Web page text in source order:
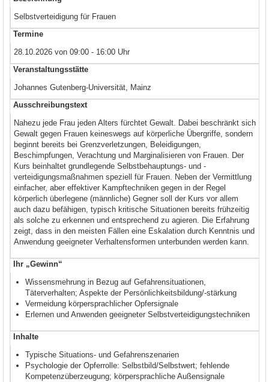
Selbstverteidigung für Frauen
Termine
28.10.2026 von 09:00 - 16:00 Uhr
Veranstaltungsstätte
Johannes Gutenberg-Universität, Mainz
Ausschreibungstext
Nahezu jede Frau jeden Alters fürchtet Gewalt. Dabei beschränkt sich
Gewalt gegen Frauen keineswegs auf körperliche Übergriffe, sondern
beginnt bereits bei Grenzverletzungen, Beleidigungen,
Beschimpfungen, Verachtung und Marginalisieren von Frauen. Der
Kurs beinhaltet grundlegende Selbstbehauptungs- und -
verteidigungsmaßnahmen speziell für Frauen. Neben der Vermittlung
einfacher, aber effektiver Kampftechniken gegen in der Regel
körperlich überlegene (männliche) Gegner soll der Kurs vor allem
auch dazu befähigen, typisch kritische Situationen bereits frühzeitig
als solche zu erkennen und entsprechend zu agieren. Die Erfahrung
zeigt, dass in den meisten Fällen eine Eskalation durch Kenntnis und
Anwendung geeigneter Verhaltensformen unterbunden werden kann.
Ihr „Gewinn“
Wissensmehrung in Bezug auf Gefahrensituationen,
Täterverhalten; Aspekte der Persönlichkeitsbildung/-stärkung
Vermeidung körpersprachlicher Opfersignale
Erlernen und Anwenden geeigneter Selbstverteidigungstechniken
Inhalte
Typische Situations- und Gefahrenszenarien
Psychologie der Opferrolle: Selbstbild/Selbstwert; fehlende
Kompetenzüberzeugung; körpersprachliche Außensignale